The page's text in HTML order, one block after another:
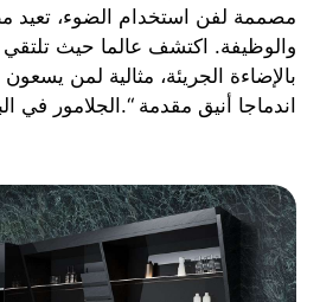
مصممة لفن استخدام الضوء، تعید
والوظیفة. اكتشف عالما حیث تلتقي
بالإضاءة الجریئة، مثالیة لمن
اندماجا أنیق مقدمة “.الجلامور في